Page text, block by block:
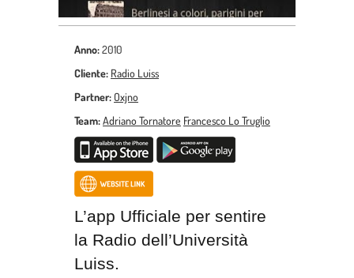
Anno:2010
Cliente: Radio Luiss
Partner: Oxjno
Team:Adriano Tornatore Francesco Lo Truglio
L’app Ufficiale per sentire
la Radio dell’Università
Luiss.